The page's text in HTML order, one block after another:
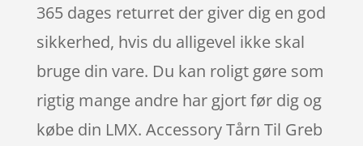
365 dages returret der giver dig en god
sikkerhed, hvis du alligevel ikke skal
bruge din vare. Du kan roligt gøre som
rigtig mange andre har gjort før dig og
købe din LMX. Accessory Tårn Til Greb